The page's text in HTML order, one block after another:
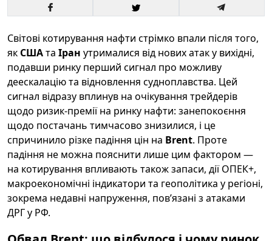
Світові котирування нафти стрімко впали після того,
як СШАта Іран утрималися від нових атак у вихідні,
подавши ринку перший сигнал про можливу
деескалацію та відновлення судноплавства. Цей
сигнал відразу вплинув на очікування трейдерів
щодо ризик-премії на ринку нафти: занепокоєння
щодо постачань тимчасово знизилися, і це
спричинило різке падіння цін на Brent. Проте
падіння не можна пояснити лише цим фактором —
на котирування впливають також запаси, дії ОПЕК+,
макроекономічні індикатори та геополітика у регіоні,
зокрема недавні напруження, пов’язані з атаками
ДРГ у РФ.